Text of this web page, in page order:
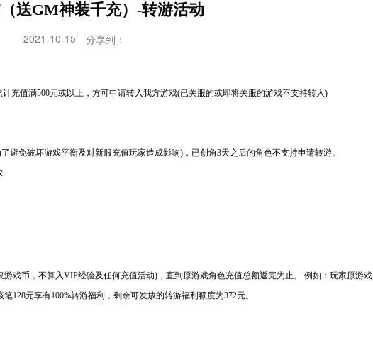
送GM神装千充）-转游活动
2021-10-15 分享到：
计充值满500元或以上，方可申请转入我方游戏(已关服的或即将关服的游戏不支持转入)
避免破坏游戏平衡及对新服充值玩家造成影响)，已创角3天之后的角色不支持申请转游。
游戏币，不算入VIP经验及任何充值活动)，直到原游戏角色充值总额返完为止。 例如：玩家原游戏
128元享有100%转游福利，剩余可发放的转游福利额度为372元。